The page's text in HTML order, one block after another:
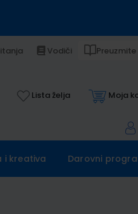
Vodiči
Lista želja Moja
i kreativa Darovni